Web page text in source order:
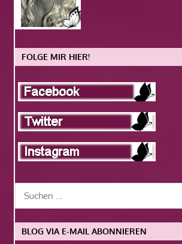
FOLGE MIR HIER!
BLOG VIA E-MAIL ABONNIEREN